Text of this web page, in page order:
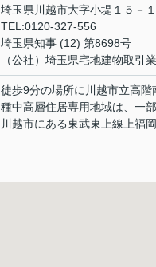
埼玉県川越市大字小堤１５－
TEL:0120-327-556
埼玉県知事 (12) 第8698号
（公社）埼玉県宅地建物取引
徒歩9分の場所に川越市立高
種中高層住居専用地域は、一
川越市にある東武東上線上福